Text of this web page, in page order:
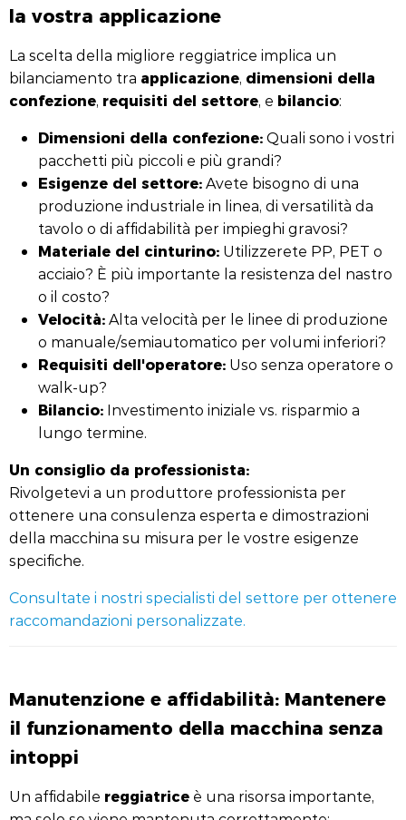
la vostra applicazione
La scelta della migliore reggiatrice implica un
bilanciamento tra applicazione, dimensioni della
confezione, requisiti del settore, e bilancio:
Dimensioni della confezione:Quali sono i vostri
pacchetti più piccoli e più grandi?
Esigenze del settore:Avete bisogno di una
produzione industriale in linea, di versatilità da
tavolo o di affidabilità per impieghi gravosi?
Materiale del cinturino: Utilizzerete PP, PET o
acciaio? È più importante la resistenza del nastro
o il costo?
Velocità:Alta velocità per le linee di produzione
o manuale/semiautomatico per volumi inferiori?
Requisiti dell'operatore: Uso senza operatore o
walk-up?
Bilancio: Investimento iniziale vs. risparmio a
lungo termine.
Un consiglio da professionista:
Rivolgetevi a un produttore professionista per
ottenere una consulenza esperta e dimostrazioni
della macchina su misura per le vostre esigenze
specifiche.
Consultate i nostri specialisti del settore per ottenere
raccomandazioni personalizzate.
Manutenzione e affidabilità: Mantenere
il funzionamento della macchina senza
intoppi
Un affidabile reggiatrice è una risorsa importante,